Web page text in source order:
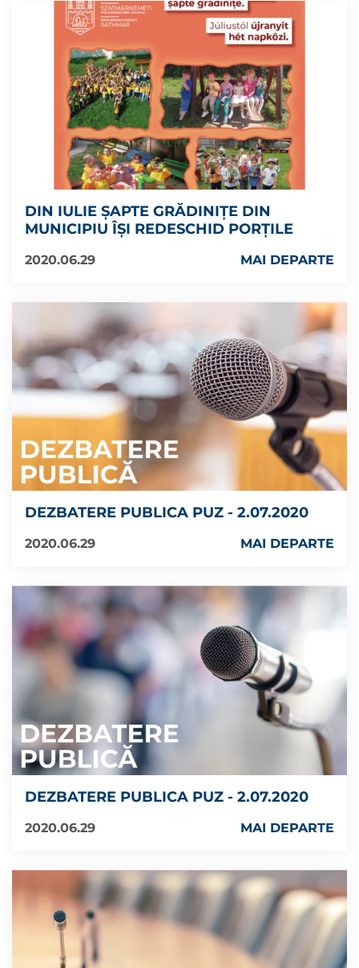
DIN IULIE ȘAPTE GRĂDINIȚE DIN
MUNICIPIU ÎȘI REDESCHID PORȚILE
2020.06.29 MAI DEPARTE
DEZBATERE PUBLICA PUZ - 2.07.2020
2020.06.29 MAI DEPARTE
DEZBATERE PUBLICA PUZ - 2.07.2020
2020.06.29 MAI DEPARTE